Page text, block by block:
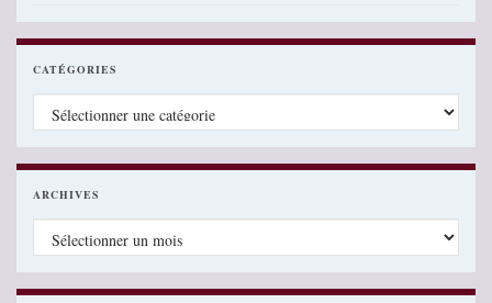
CATÉGORIES
Catégories
ARCHIVES
Archives